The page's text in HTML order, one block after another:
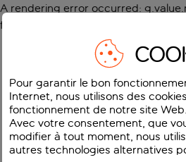
A rendering error occurred:
function
Pour garantir le bon
Internet, nous utilisons des
fonctionnement de notre site Web.
Avec votre consentement, que
modifier à tout moment, nous
autres technologies alternatives